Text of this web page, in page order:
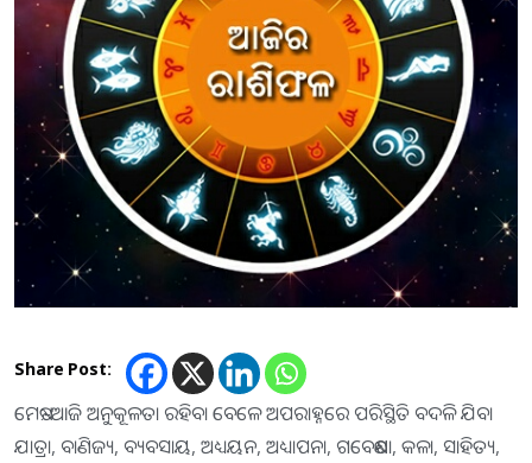
Share Post:
ମେଷ:-ଆଜି ଅନୁକୂଳତା ରହିବା ବେଳେ ଅପରାହ୍ନରେ ପରିସ୍ଥିତି ବଦଳି ଯିବ।
ଯାତ୍ରା, ବାଣିଜ୍ୟ, ବ୍ୟବସାୟ, ଅଧ୍ୟୟନ, ଅଧ୍ୟାପନା, ଗବେଷଣା, କଳା, ସାହିତ୍ୟ,